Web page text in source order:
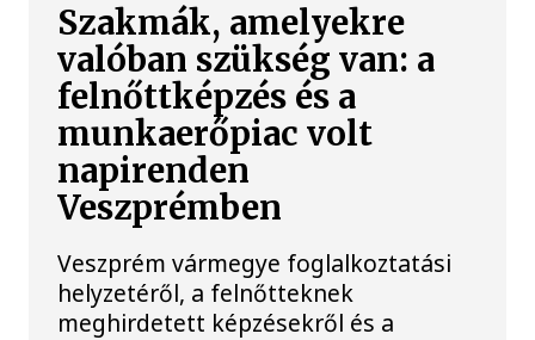
Szakmák, amelyekre
valóban szükség van: a
felnőttképzés és a
munkaerőpiac volt
napirenden
Veszprémben
Veszprém vármegye foglalkoztatási
helyzetéről, a felnőtteknek
meghirdetett képzésekről és a